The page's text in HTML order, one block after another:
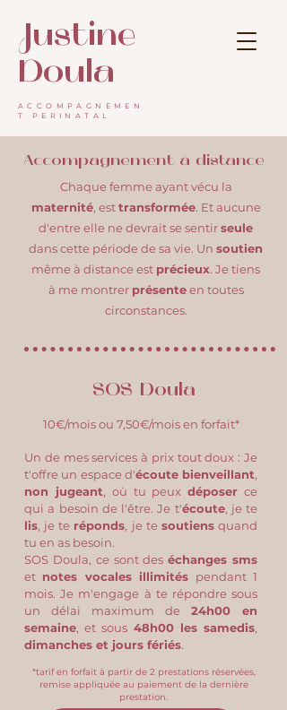
Justine
Doula
ACCOMPAGNEMEN
T PERINATAL
Accompagnement à distance
Chaque femme ayant vécu la
maternité, esttransformée. Et aucune
d'entre elle ne devrait se sentirseule
dans cette période de sa vie. Un soutien
même à distance est précieux. Je tiens
à me montrer présenteen toutes
circonstances.
SOS Doula
10€/mois ou 7,50€/mois en forfait*
Un de mes services à prix tout doux : Je
t'offre un espace d'écoute bienveillant,
non jugeant, où tu peuxdéposer ce
qui a besoin de l'être. Je t'écoute, je te
lis, je te réponds, je te soutiensquand
tu en as besoin.
SOS Doula, ce sont deséchanges sms
et notes vocales illimités pendant 1
mois. Je m'engage à te répondre sous
un délai maximum de 24h00 en
semaine, et sous 48h00 les samedis,
dimanches et jours fériés.
*tarif en forfait à partir de 2 prestations réservées,
remise appliquée au paiement de la dernière
prestation.